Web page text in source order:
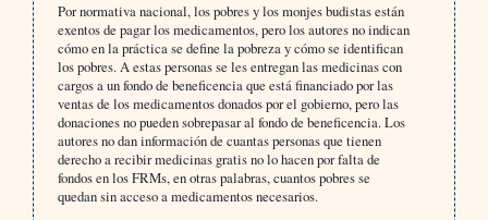
Por normativa nacional, los pobres y los monjes budistas están
exentos de pagar los medicamentos, pero los autores no indican
cómo en la práctica se define la pobreza y cómo se identifican
los pobres. A estas personas se les entregan las medicinas con
cargos a un fondo de beneficencia que está financiado por las
ventas de los medicamentos donados por el gobierno, pero las
donaciones no pueden sobrepasar al fondo de beneficencia. Los
autores no dan información de cuantas personas que tienen
derecho a recibir medicinas gratis no lo hacen por falta de
fondos en los FRMs, en otras palabras, cuantos pobres se
quedan sin acceso a medicamentos necesarios.